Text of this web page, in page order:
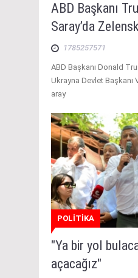
ABD Başkanı
Saray’da
1785257571
ABD Başkanı Donald
Ukrayna Devlet
aray
POLİTİKA
"Ya bir yol
açacağız"